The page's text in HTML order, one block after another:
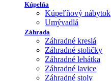
Kúpelňa
Kúpeľňový nábytok
Umývadlá
Záhrada
Záhradné kreslá
Záhradné stoličky
Záhradné lehátka
Záhradné lavice
Záhradné stoly